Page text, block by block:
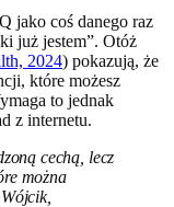
jako coś danego raz
już jestem”. Otóż
2024) pokazują, że
które możesz
to jednak
z internetu.
cechą, lecz
można